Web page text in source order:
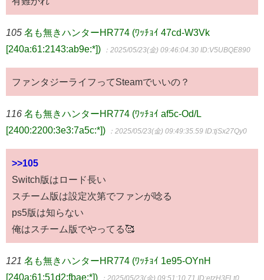
105 名も無きハンターHR774 (ﾜｯﾁｮｲ 47cd-W3Vk
[240a:61:2143:ab9e:*])
：2025/05/23(金) 09:46:04.30 ID:V5UBQE890
ファンタジーライフってSteamでいいの？
116 名も無きハンターHR774 (ﾜｯﾁｮｲ af5c-Od/L
[2400:2200:3e3:7a5c:*])
：2025/05/23(金) 09:49:35.59 ID:tjSx27Qy0
>>105
Switch版はロード長い
スチーム版は設定次第でファンが唸る
ps5版は知らない
俺はスチーム版でやってる🥰
121 名も無きハンターHR774 (ﾜｯﾁｮｲ 1e95-OYnH
[240a:61:51d2:fbae:*])
：2025/05/23(金) 09:51:10.71 ID:etzH3FLt0